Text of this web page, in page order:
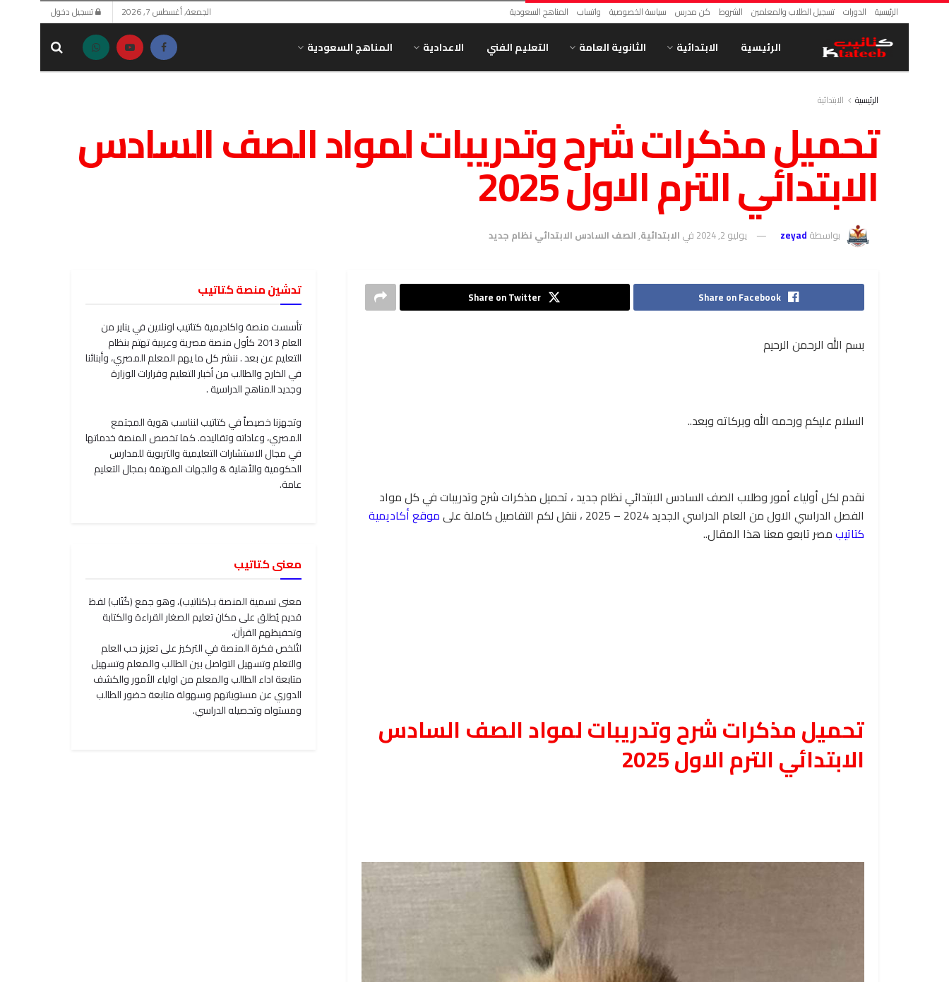
الرئيسية الدورات تسجيل الطلاب والمعلمين الشروط كن مدرس سياسة الخصوصية واتساب المناهج السعودية الجمعة, أغسطس 7, 2026 تسجيل دخول
الرئيسية الابتدائية الثانوية العامة التعليم الفني الاعدادية المناهج السعودية
الرئيسية الابتدائية
تحميل مذكرات شرح وتدريبات لمواد الصف السادس
الابتدائي الترم الاول 2025
بواسطة zeyad يوليو 2, 2024 في الابتدائية,الصف السادس الابتدائي نظام جديد
Share on Facebook
Share on Twitter
بسم الله الرحمن الرحيم
السلام عليكم ورحمه الله وبركاته وبعد..
نقدم لكل أولياء أمور وطلاب الصف السادس الابتدائي نظام جديد ، تحميل مذكرات شرح وتدريبات في كل مواد
الفصل الدراسي الاول من العام الدراسي الجديد 2024 – 2025 ، ننقل لكم التفاصيل كاملة على
موقع أكاديمية
كتاتيبمصر تابعو معنا هذا المقال..
تحميل مذكرات شرح وتدريبات لمواد الصف السادس
الابتدائي الترم الاول 2025
تدشين منصة كتاتيب
تأسست منصة واكاديمية كتاتيب اونلاين في يناير من
العام 2013 كأول منصة مصرية وعربية تهتم بنظام
التعليم عن بعد . ننشر كل ما يهم المعلم المصري، وأبنائنا
في الخارج والطالب من أخبار التعليم وقرارات الوزارة
وجديد المناهج الدراسية .
وتجهزنا خصيصاً في كتاتيب لنناسب هوية المجتمع
المصري، وعاداته وتقاليده. كما تخصص المنصة خدماتها
في مجال الاستشارات التعليمية والتربوية للمدارس
الحكومية والأهلية & والجهات المهتمة بمجال التعليم
عامة.
معنى كتاتيب
معنى تسمية المنصة بـ(كتاتيب)، وهو جمع (كُتَاب) لفظ
قديم يُطلق على مكان تعليم الصغار القراءة والكتابة
وتحفيظهم القرآن،
لتُلخص فكرة المنصة في التركيز على تعزيز حب العلم
والتعلم وتسهيل التواصل بين الطالب والمعلم وتسهيل
متابعة اداء الطالب والمعلم من اولياء الأمور والكشف
الدوري عن مستوياتهم وسهولة متابعة حضور الطالب
ومستواه وتحصيله الدراسي.